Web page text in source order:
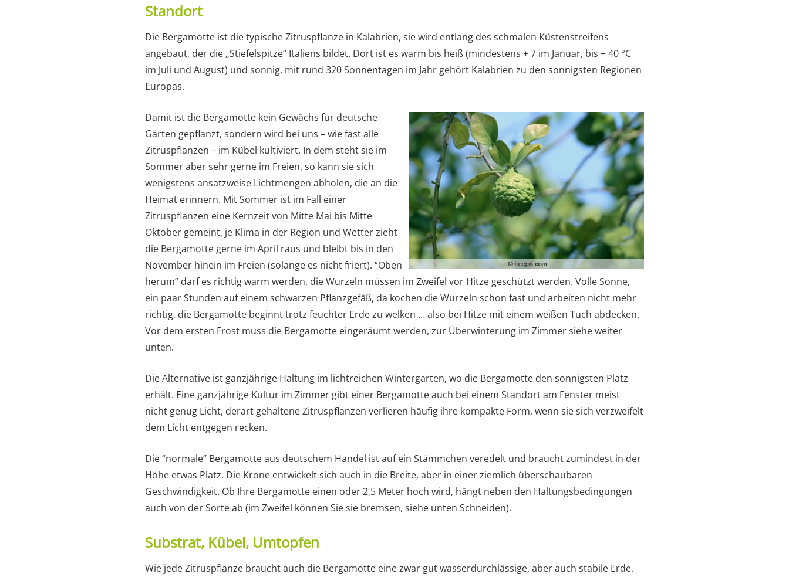
Standort
Die Bergamotte ist die typische Zitruspflanze in Kalabrien, sie wird entlang des schmalen Küstenstreifens
angebaut, der die „Stiefelspitze“ Italiens bildet. Dort ist es warm bis heiß (mindestens + 7 im Januar, bis + 40 °C
im Juli und August) und sonnig, mit rund 320 Sonnentagen im Jahr gehört Kalabrien zu den sonnigsten Regionen
Europas.
Damit ist die Bergamotte kein Gewächs für deutsche
Gärten gepflanzt, sondern wird bei uns – wie fast alle
Zitruspflanzen – im Kübel kultiviert. In dem steht sie im
Sommer aber sehr gerne im Freien, so kann sie sich
wenigstens ansatzweise Lichtmengen abholen, die an die
Heimat erinnern. Mit Sommer ist im Fall einer
Zitruspflanzen eine Kernzeit von Mitte Mai bis Mitte
Oktober gemeint, je Klima in der Region und Wetter zieht
die Bergamotte gerne im April raus und bleibt bis in den
November hinein im Freien (solange es nicht friert). “Oben
herum” darf es richtig warm werden, die Wurzeln müssen im Zweifel vor Hitze geschützt werden. Volle Sonne,
ein paar Stunden auf einem schwarzen Pflanzgefäß, da kochen die Wurzeln schon fast und arbeiten nicht mehr
richtig, die Bergamotte beginnt trotz feuchter Erde zu welken … also bei Hitze mit einem weißen Tuch abdecken.
Vor dem ersten Frost muss die Bergamotte eingeräumt werden, zur Überwinterung im Zimmer siehe weiter
unten.
Die Alternative ist ganzjährige Haltung im lichtreichen Wintergarten, wo die Bergamotte den sonnigsten Platz
erhält. Eine ganzjährige Kultur im Zimmer gibt einer Bergamotte auch bei einem Standort am Fenster meist
nicht genug Licht, derart gehaltene Zitruspflanzen verlieren häufig ihre kompakte Form, wenn sie sich verzweifelt
dem Licht entgegen recken.
Die “normale” Bergamotte aus deutschem Handel ist auf ein Stämmchen veredelt und braucht zumindest in der
Höhe etwas Platz. Die Krone entwickelt sich auch in die Breite, aber in einer ziemlich überschaubaren
Geschwindigkeit. Ob Ihre Bergamotte einen oder 2,5 Meter hoch wird, hängt neben den Haltungsbedingungen
auch von der Sorte ab (im Zweifel können Sie sie bremsen, siehe unten Schneiden).
Substrat, Kübel, Umtopfen
Wie jede Zitruspflanze braucht auch die Bergamotte eine zwar gut wasserdurchlässige, aber auch stabile Erde.